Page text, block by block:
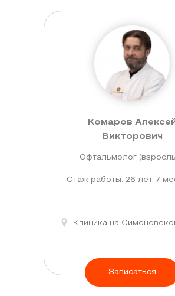
Комаров
Викторович
Офтальмолог
Стаж работы: 26 лет 7
Клиника на
Записаться